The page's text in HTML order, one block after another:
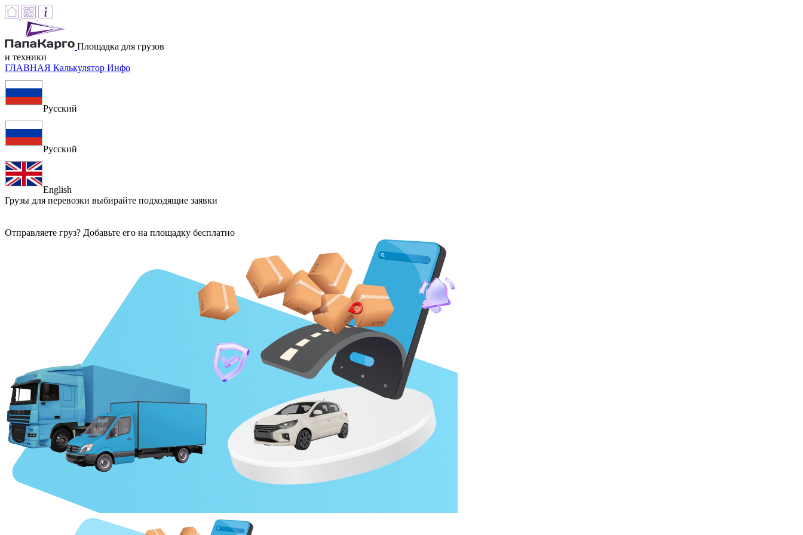
Площадка для грузов
и техники
ГЛАВНАЯ Калькулятор Инфо
Русский
Русский
English
Грузы для перевозки выбирайте подходящие заявки
Отправляете груз? Добавьте его на площадку бесплатно